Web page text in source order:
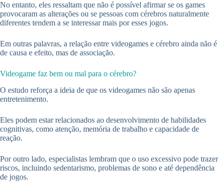
No entanto, eles ressaltam que não é possível afirmar se os games
provocaram as alterações ou se pessoas com cérebros naturalmente
diferentes tendem a se interessar mais por esses jogos.
Em outras palavras, a relação entre videogames e cérebro ainda não é
de causa e efeito, mas de associação.
Videogame faz bem ou mal para o cérebro?
O estudo reforça a ideia de que os videogames não são apenas
entretenimento.
Eles podem estar relacionados ao desenvolvimento de habilidades
cognitivas, como atenção, memória de trabalho e capacidade de
reação.
Por outro lado, especialistas lembram que o uso excessivo pode trazer
riscos, incluindo sedentarismo, problemas de sono e até dependência
de jogos.